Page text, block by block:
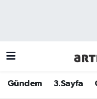
Gündem 3.Sayfa